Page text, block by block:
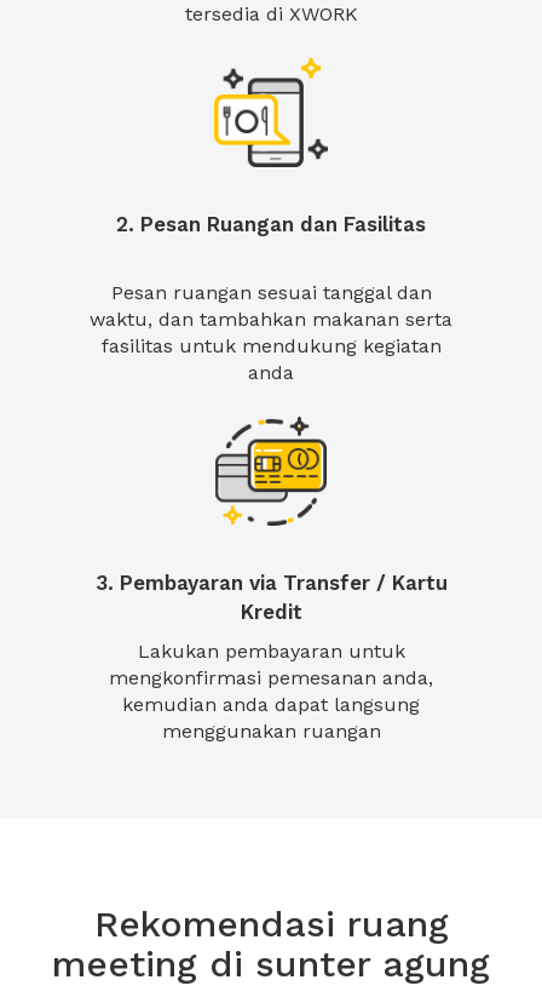
tersedia di XWORK
2. Pesan Ruangan dan Fasilitas
Pesan ruangan sesuai tanggal dan
waktu, dan tambahkan makanan serta
fasilitas untuk mendukung kegiatan
anda
3. Pembayaran via Transfer / Kartu
Kredit
Lakukan pembayaran untuk
mengkonfirmasi pemesanan anda,
kemudian anda dapat langsung
menggunakan ruangan
Rekomendasi ruang
meeting di sunter agung